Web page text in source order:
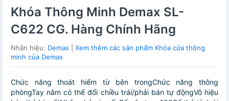
Khóa Thông Minh Demax SL-
C622 CG. Hàng Chính Hãng
Nhãn hiệu: Demax
Xem thêm các sản phẩm Khóa cửa thông
minh của Demax
Chức năng thoát hiểm từ bên trongChức năng thông
phòngTay nắm có thể đổi chiều trái/phải bán tự độngVô hiệu